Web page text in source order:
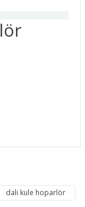
formunu
dali kule hoparlör